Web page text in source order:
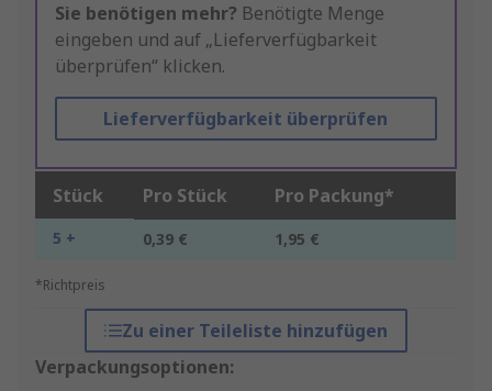
Sie benötigen mehr? Benötigte Menge
eingeben und auf „Lieferverfügbarkeit
überprüfen“ klicken.
Lieferverfügbarkeit überprüfen
Stück Pro Stück Pro Packung*
5 + 0,39 € 1,95 €
*Richtpreis
Zu einer Teileliste hinzufügen
Verpackungsoptionen: